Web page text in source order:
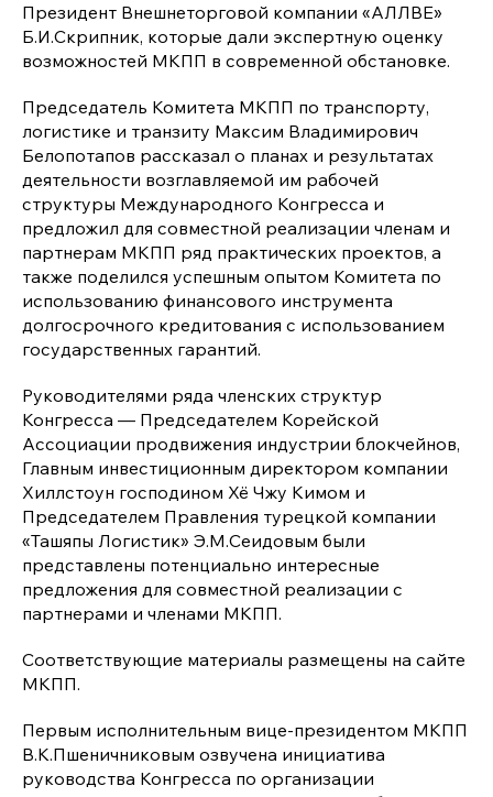
Президент Внешнеторговой компании «АЛЛВЕ»
Б.И.Скрипник, которые дали экспертную оценку
возможностей МКПП в современной обстановке.
Председатель Комитета МКПП по транспорту,
логистике и транзиту Максим Владимирович
Белопотапов рассказал о планах и результатах
деятельности возглавляемой им рабочей
структуры Международного Конгресса и
предложил для совместной реализации членам и
партнерам МКПП ряд практических проектов, а
также поделился успешным опытом Комитета по
использованию финансового инструмента
долгосрочного кредитования с использованием
государственных гарантий.
Руководителями ряда членских структур
Конгресса — Председателем Корейской
Ассоциации продвижения индустрии блокчейнов,
Главным инвестиционным директором компании
Хиллстоун господином Хё Чжу Кимом и
Председателем Правления турецкой компании
«Ташяпы Логистик» Э.М.Сеидовым были
представлены потенциально интересные
предложения для совместной реализации с
партнерами и членами МКПП.
Соответствующие материалы размещены на сайте
МКПП.
Первым исполнительным вице-президентом МКПП
В.К.Пшеничниковым озвучена инициатива
руководства Конгресса по организации